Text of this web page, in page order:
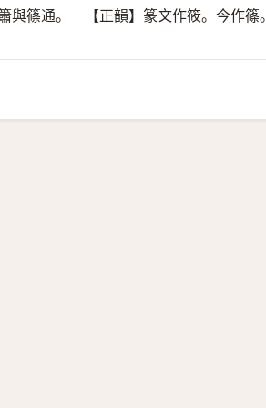
與篠通。 【正韻】篆文作筱。今作篠。